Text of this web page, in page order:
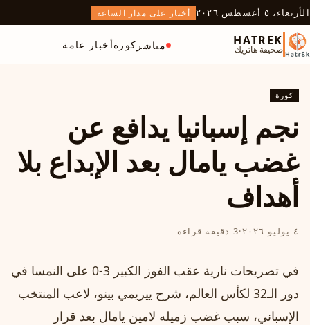
الأربعاء، ٥ أغسطس ٢٠٢٦ أخبار على مدار الساعة
HATREK
صحيفة هاتريك مباشر كورةأخبار عامة
كورة
نجم إسبانيا يدافع عن
غضب يامال بعد الإبداع بلا
أهداف
٤ يوليو ٢٠٢٦ ·3 دقيقة قراءة
في تصريحات نارية عقب الفوز الكبير 3-0 على النمسا في
دور الـ32 لكأس العالم، شرح ييريمي بينو، لاعب المنتخب
الإسباني، سبب غضب زميله لامين يامال بعد قرار